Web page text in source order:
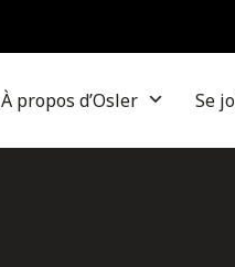
À propos d’Osler Se